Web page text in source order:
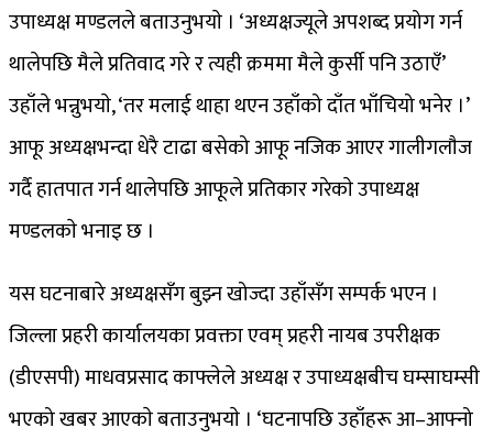
उपाध्यक्ष मण्डलले बताउनुभयाे । ‘अध्यक्षज्यूले अपशब्द प्रयोग गर्न
थालेपछि मैले प्रतिवाद गरे र त्यही क्रममा मैले कुर्सी पनि उठाएँ’
उहाँले भन्नुभयाे, ‘तर मलाई थाहा थएन उहाँको दाँत भाँचियो भनेर ।’
आफू अध्यक्षभन्दा धेरै टाढा बसेको आफू नजिक आएर गालीगलाैज
गर्दै हातपात गर्न थालेपछि आफूले प्रतिकार गरेकाे उपाध्यक्ष
मण्डलकाे भनाइ छ ।
यस घटनाबारे अध्यक्षसँग बुझ्न खोज्दा उहाँसँग सम्पर्क भएन ।
जिल्ला प्रहरी कार्यालयका प्रवक्ता एवम् प्रहरी नायब उपरीक्षक
(डीएसपी) माधवप्रसाद काफ्लेले अध्यक्ष र उपाध्यक्षबीच घम्साघम्सी
भएको खबर आएकाे बताउनुभयाे । ‘घटनापछि उहाँहरू आ–आफ्नो